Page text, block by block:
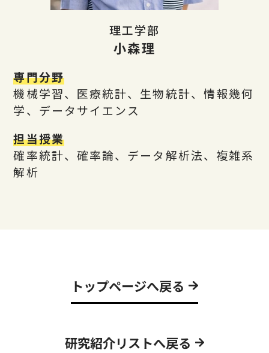
理工学部
小森理
専門分野
機械学習、医療統計、生物統計、情報幾何
学、データサイエンス
担当授業
確率統計、確率論、データ解析法、複雑系
解析
トップページへ戻る
研究紹介リストへ戻る